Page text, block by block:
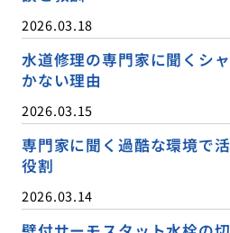
2026.03.18
水道修理の専門家に聞くシ
かない理由
2026.03.15
専門家に聞く過酷な環境で
役割
2026.03.14